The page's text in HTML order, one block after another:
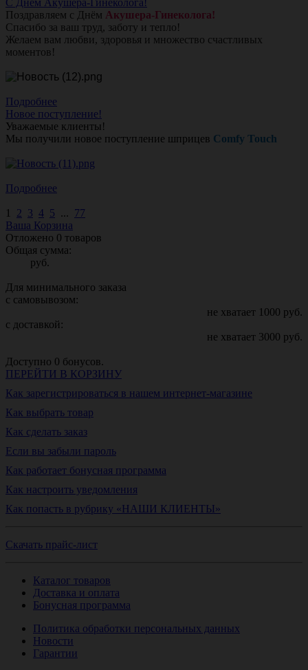
С Днём Акушера-Гинеколога!
Поздравляем с Днём Акушера-Гинеколога!
Спасибо за ваш труд, заботу и тепло!
Желаем вам любви, здоровья и множество счастливых
моментов!
Подробнее
Новое поступление!
Уважаемые клиенты!
Мы получили новое поступление шприцев Comfy Touch
Подробнее
1 2 3 4 5 ... 77
Ваша Корзина
Отложено 0 товаров
Общая сумма:
руб.
Для минимального заказа
с самовывозом:
не хватает 1000 руб.
с доставкой:
не хватает 3000 руб.
Доступно 0 бонусов.
ПЕРЕЙТИ В КОРЗИНУ
Как зарегистрироваться в нашем интернет-магазине
Как выбрать товар
Как сделать заказ
Если вы забыли пароль
Как работает бонусная программа
Как настроить уведомления
Как попасть в рубрику «НАШИ КЛИЕНТЫ»
Скачать прайс-лист
Каталог товаров
Доставка и оплата
Бонусная программа
Политика обработки персональных данных
Новости
Гарантии